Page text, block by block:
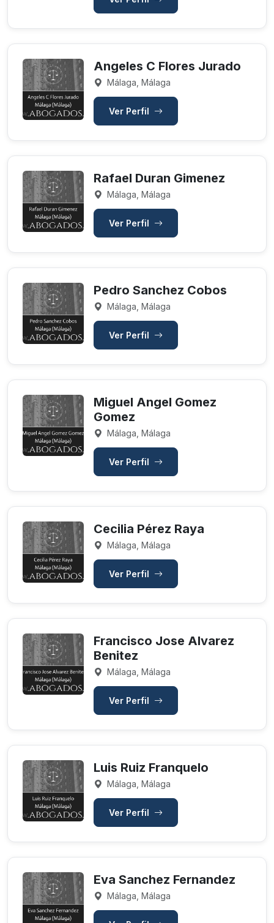
Angeles C Flores Jurado
Málaga, Málaga
Ver Perfil
Rafael Duran Gimenez
Málaga, Málaga
Ver Perfil
Pedro Sanchez Cobos
Málaga, Málaga
Ver Perfil
Miguel Angel Gomez
Gomez
Málaga, Málaga
Ver Perfil
Cecilia Pérez Raya
Málaga, Málaga
Ver Perfil
Francisco Jose Alvarez
Benitez
Málaga, Málaga
Ver Perfil
Luis Ruiz Franquelo
Málaga, Málaga
Ver Perfil
Eva Sanchez Fernandez
Málaga, Málaga